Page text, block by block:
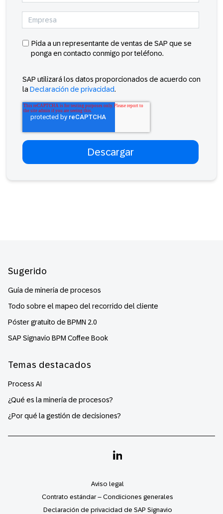
Pida a un representante de ventas de SAP que se
ponga en contacto conmigo por teléfono.
SAP utilizará los datos proporcionados de acuerdo con
la Declaración de privacidad.
Sugerido
Guía de minería de procesos
Todo sobre el mapeo del recorrido del cliente
Póster gratuito de BPMN 2.0
SAP Signavio BPM Coffee Book
Temas destacados
Process AI
¿Qué es la minería de procesos?
¿Por qué la gestión de decisiones?
Linkedin
Aviso legal
Contrato estándar – Condiciones generales
Declaración de privacidad de SAP Signavio